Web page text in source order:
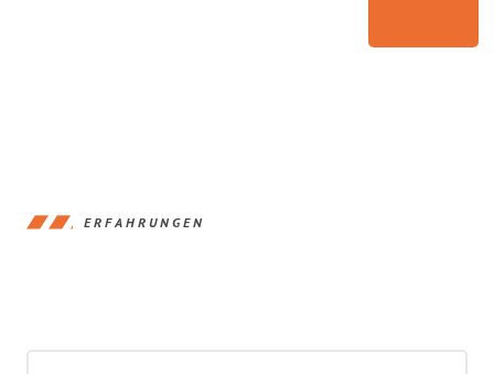
ERFAHRUNGEN